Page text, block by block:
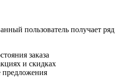
пользователь получает ряд
заказа
и скидках